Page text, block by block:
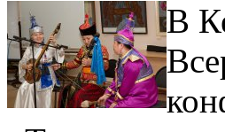
В